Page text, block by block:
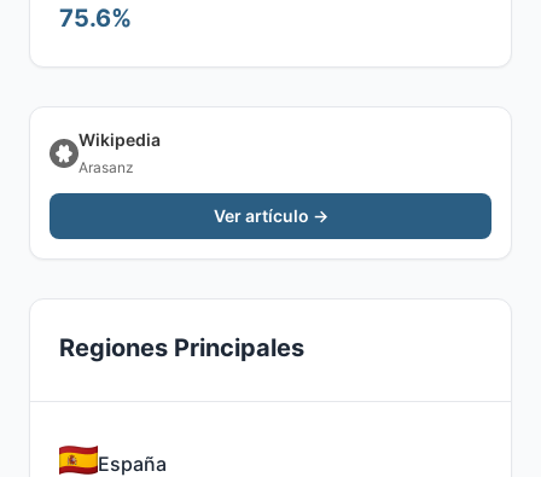
75.6%
Wikipedia
Arasanz
Ver artículo →
Regiones Principales
España